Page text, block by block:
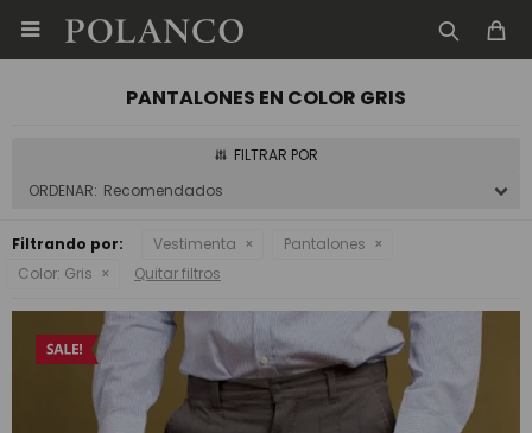

PANTALONES EN COLOR GRIS
Recomendados
Filtrando por: Vestimenta
Pantalones
Color: Gris Quitar filtros